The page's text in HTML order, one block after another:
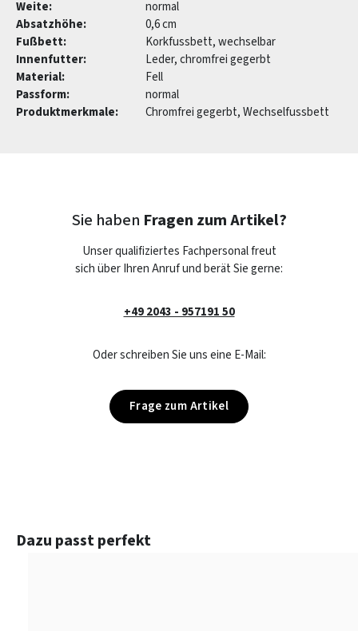
Weite:
normal
Absatzhöhe:
0,6 cm
Fußbett:
Korkfussbett, wechselbar
Innenfutter:
Leder, chromfrei gegerbt
Material:
Fell
Passform:
normal
Produktmerkmale:
Chromfrei gegerbt, Wechselfussbett
Sie haben Fragen zum Artikel?
Unser qualifiziertes Fachpersonal freut
sich über Ihren Anruf und berät Sie gerne:
+49 2043 - 957191 50
Oder schreiben Sie uns eine E-Mail:
Frage zum Artikel
Produktgalerie überspringen
Dazu passt perfekt